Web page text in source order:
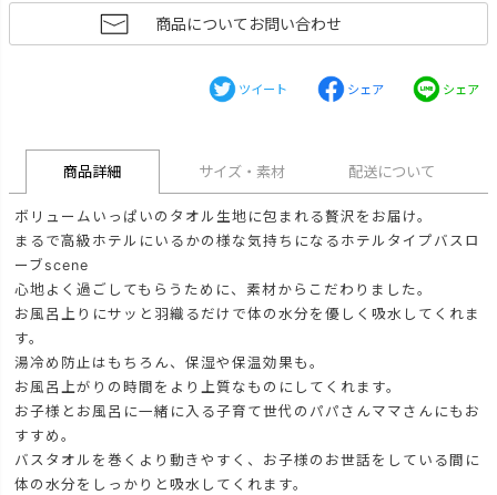
商品についてお問い合わせ
ツイート シェア シェア
商品詳細 サイズ・素材 配送について
ボリュームいっぱいのタオル生地に包まれる贅沢をお届け。
まるで高級ホテルにいるかの様な気持ちになるホテルタイプバスロ
ーブscene
心地よく過ごしてもらうために、素材からこだわりました。
お風呂上りにサッと羽織るだけで体の水分を優しく吸水してくれま
す。
湯冷め防止はもちろん、保湿や保温効果も。
お風呂上がりの時間をより上質なものにしてくれます。
お子様とお風呂に一緒に入る子育て世代のパパさんママさんにもお
すすめ。
バスタオルを巻くより動きやすく、お子様のお世話をしている間に
体の水分をしっかりと吸水してくれます。